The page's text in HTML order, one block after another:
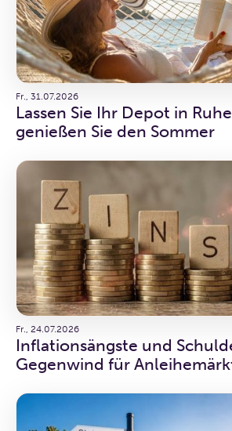
Fr., 31.07.2026
Lassen Sie Ihr Depot in
genießen Sie den Sommer
Fr., 24.07.2026
Inflationsängste und
Gegenwind für